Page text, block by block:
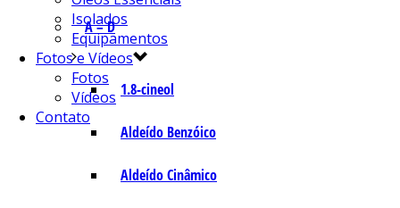
A – D
1.8-cineol
Aldeído Benzóico
Aldeído Cinâmico
Isolados
Equipamentos
Fotos e Vídeos
Fotos
Vídeos
Contato